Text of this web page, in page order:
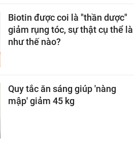
Biotin được coi là "thần dược"
giảm rụng tóc, sự thật cụ thể là
như thế nào?
Quy tắc ăn sáng giúp 'nàng
mập' giảm 45 kg